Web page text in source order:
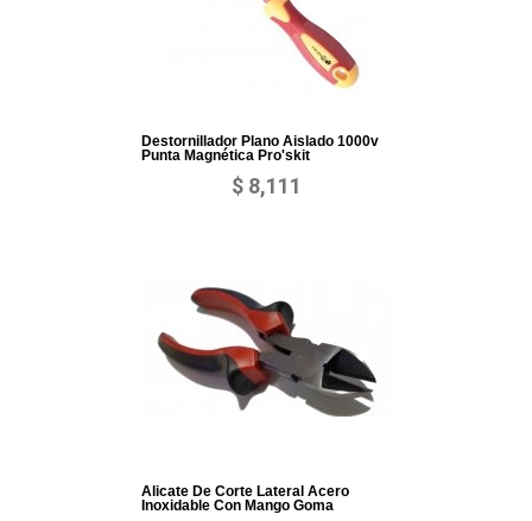
Destornillador Plano Aislado 1000v
Punta Magnética Pro'skit
$ 8,111
Alicate De Corte Lateral Acero
Inoxidable Con Mango Goma